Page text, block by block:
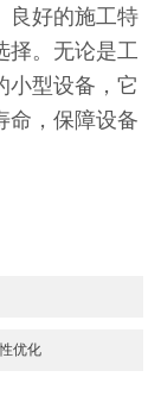
良好的施工特
择。无论是工
小型设备，它
命，保障设备
优化